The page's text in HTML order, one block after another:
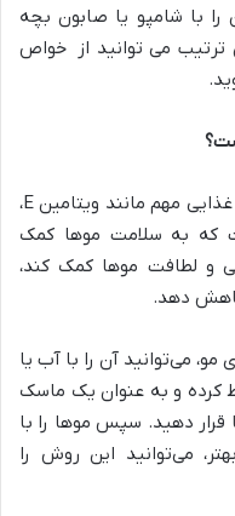
با شامپو یا صابون بچه
می توانید از خواص
بله، این خاصیت به دلیل حاوی عناصر غذایی مهم مانند ویتامین E،
که به سلامت موها کمک
و لطافت موها کمک کند،
کاهش دهد.
می‌توانید آن را با آب یا
کرده و به عنوان یک ماسک
روی موها قرار دهید. سپس موها را با
می‌توانید این روش را